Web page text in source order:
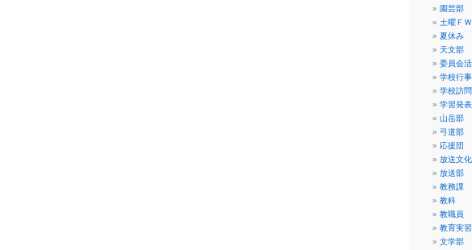
園芸部
土曜Ｆ
夏休み
天文部
委員会
学校行事
学校訪問
学習発
山岳部
弓道部
応援団
放送文
放送部
教務課
教科
教職員
教育実習
文学部